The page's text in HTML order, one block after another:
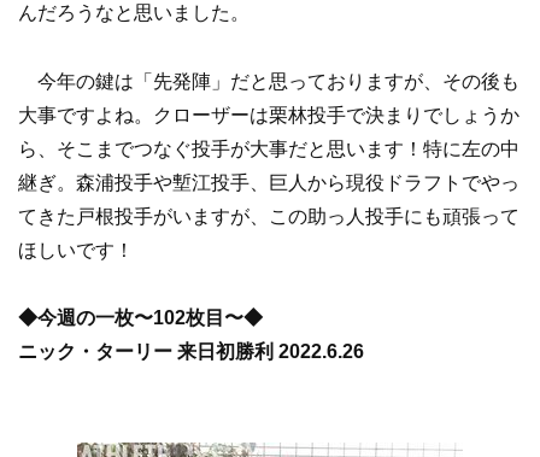
んだろうなと思いました。
今年の鍵は「先発陣」だと思っておりますが、その後も
大事ですよね。クローザーは栗林投手で決まりでしょうか
ら、そこまでつなぐ投手が大事だと思います！特に左の中
継ぎ。森浦投手や塹江投手、巨人から現役ドラフトでやっ
てきた戸根投手がいますが、この助っ人投手にも頑張って
ほしいです！
◆今週の一枚〜102枚目〜◆
ニック・ターリー 来日初勝利 2022.6.26